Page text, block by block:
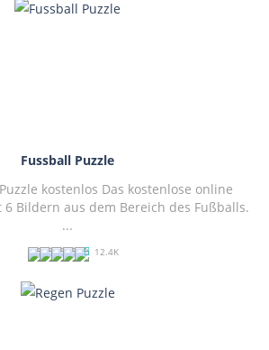
PLAY NOW!
PLAY NOW!
Fussball Puzzle
kostenlos Das kostenlose online
6 Bildern aus dem Bereich des Fußballs.
...
12.4K